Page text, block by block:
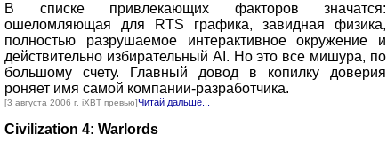
В списке привлекающих факторов значатся:
ошеломляющая для RTS графика, завидная физика,
полностью разрушаемое интерактивное окружение и
действительно избирательный AI. Но это все мишура, по
большому счету. Главный довод в копилку доверия
роняет имя самой компании-разработчика.
[3 августа 2006 г. iXBT превью]Читай дальше...
Civilization 4: Warlords